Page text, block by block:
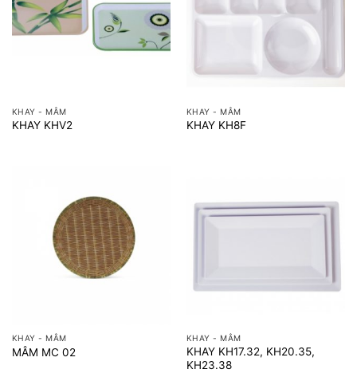
KHAY - MÂM
KHAY KHV2
KHAY - MÂM
KHAY KH8F
KHAY - MÂM
MÂM MC 02
KHAY - MÂM
KHAY KH17.32, KH20.35,
KH23.38